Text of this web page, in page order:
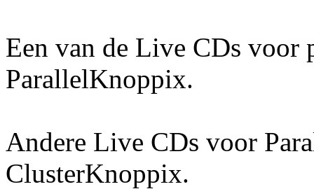
Een van de Live CDs voor
ParallelKnoppix.
Andere Live CDs voor
ClusterKnoppix.